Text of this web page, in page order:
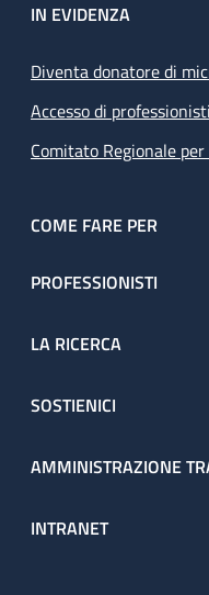
IN EVIDENZA
Diventa donatore di
Accesso di
Comitato Regionale per
COME FARE PER
PROFESSIONISTI
LA RICERCA
SOSTIENICI
AMMINISTRAZIONE
INTRANET